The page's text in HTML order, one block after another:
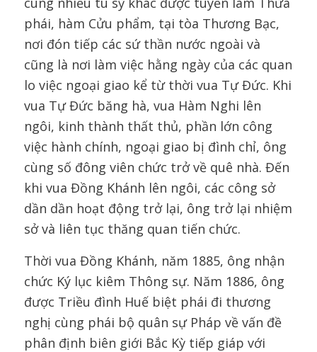
phái, hàm Cửu phẩm, tại tòa Thương Bạc,
nơi đón tiếp các sứ thần nước ngoài và
cũng là nơi làm việc hằng ngày của các quan
lo việc ngoại giao kể từ thời vua Tự Đức. Khi
vua Tự Đức băng hà, vua Hàm Nghi lên
ngôi, kinh thành thất thủ, phần lớn công
việc hành chính, ngoại giao bị đình chỉ, ông
cùng số đông viên chức trở về quê nhà. Đến
khi vua Đồng Khánh lên ngôi, các công sở
dần dần hoạt động trở lại, ông trở lại nhiệm
sở và liên tục thăng quan tiến chức.
Thời vua Đồng Khánh, năm 1885, ông nhận
chức Ký lục kiêm Thông sự. Năm 1886, ông
được Triều đình Huế biệt phái đi thương
nghị cùng phái bộ quân sự Pháp về vấn đề
phân định biên giới Bắc Kỳ tiếp giáp với